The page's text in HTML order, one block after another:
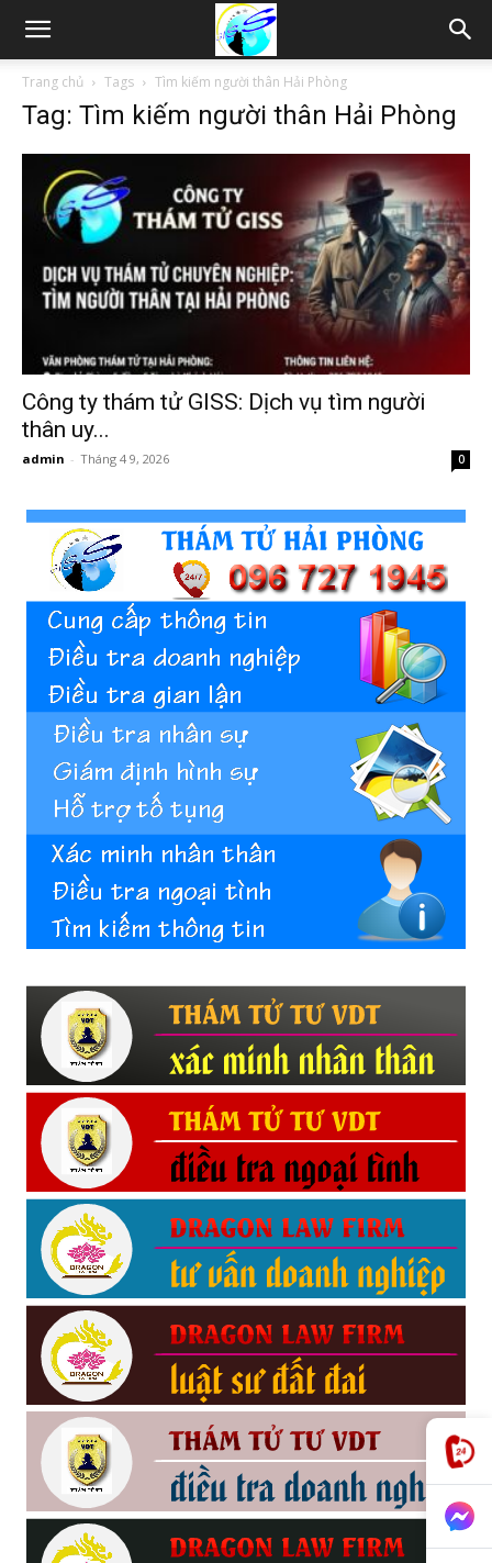
Thám
Phòng,
Tham
Phong,
phòng,
phong,
Trang chủ Tags Tìm kiếm người thân Hải Phòng
Tag: Tìm kiếm người thân Hải Phòng
Công ty thám tử GISS: Dịch vụ tìm người
thân uy...
admin - Tháng 4 9, 2026 0